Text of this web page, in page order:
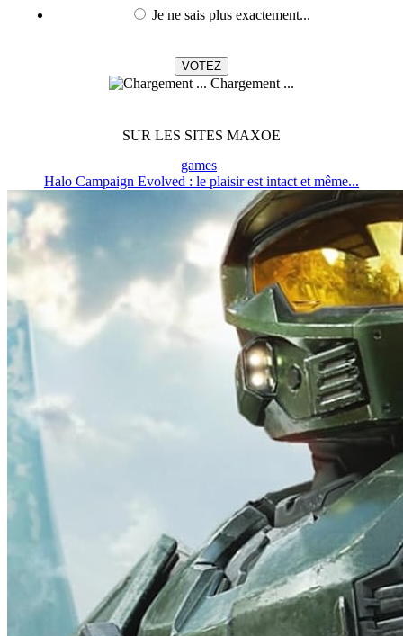
Je ne sais plus exactement...
Chargement ...
SUR LES SITES MAXOE
games
Halo Campaign Evolved : le plaisir est intact et même...